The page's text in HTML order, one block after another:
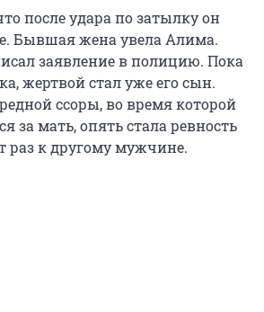
после удара по затылку он
Бывшая жена увела Алима.
заявление в полицию. Пока
жертвой стал уже его сын.
ссоры, во время которой
за мать, опять стала ревность
раз к другому мужчине.